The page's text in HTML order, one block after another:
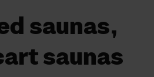
saunas,
saunas